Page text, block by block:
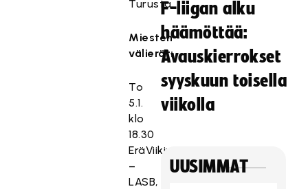
Turusta.
Miesten
välierät:
To
5.1.
klo
18.30
EräViikingit
–
LASB,
F-liigan alku
häämöttää:
Avauskierrokset
syyskuun toisella
viikolla
UUSIMMAT